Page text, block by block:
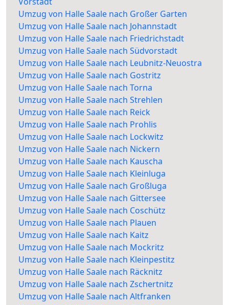
Umzug von Halle Saale nach Großer Garten
Umzug von Halle Saale nach Johannstadt
Umzug von Halle Saale nach Friedrichstadt
Umzug von Halle Saale nach Südvorstadt
Umzug von Halle Saale nach Leubnitz-Neuostra
Umzug von Halle Saale nach Gostritz
Umzug von Halle Saale nach Torna
Umzug von Halle Saale nach Strehlen
Umzug von Halle Saale nach Reick
Umzug von Halle Saale nach Prohlis
Umzug von Halle Saale nach Lockwitz
Umzug von Halle Saale nach Nickern
Umzug von Halle Saale nach Kauscha
Umzug von Halle Saale nach Kleinluga
Umzug von Halle Saale nach Großluga
Umzug von Halle Saale nach Gittersee
Umzug von Halle Saale nach Coschütz
Umzug von Halle Saale nach Plauen
Umzug von Halle Saale nach Kaitz
Umzug von Halle Saale nach Mockritz
Umzug von Halle Saale nach Kleinpestitz
Umzug von Halle Saale nach Räcknitz
Umzug von Halle Saale nach Zschertnitz
Umzug von Halle Saale nach Altfranken